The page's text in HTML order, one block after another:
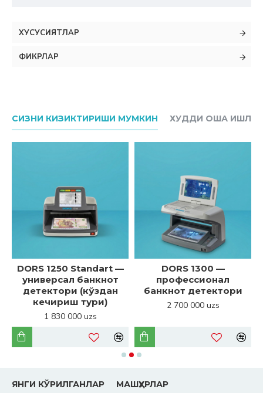
ХУСУСИЯТЛАР
ФИКРЛАР
СИЗНИ КИЗИКТИРИШИ МУМКИН ХУДДИ ОША
DORS 1250 Standart —
универсал банкнот
детектори (кўздан
кечириш тури)
1 830 000 uzs
DORS 1300 —
профессионал
банкнот детектори
2 700 000 uzs
ЯНГИ КЎРИЛГАНЛАР МАШҲУРЛАР